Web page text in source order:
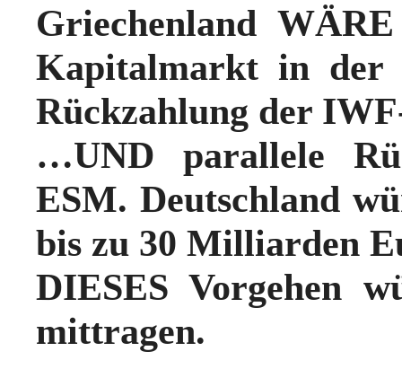
Griechenland
Kapitalmarkt in der
Rückzahlung der
…UND parallele
ESM. Deutschland
bis zu 30 Milliarden
DIESES Vorgehen
mittragen.